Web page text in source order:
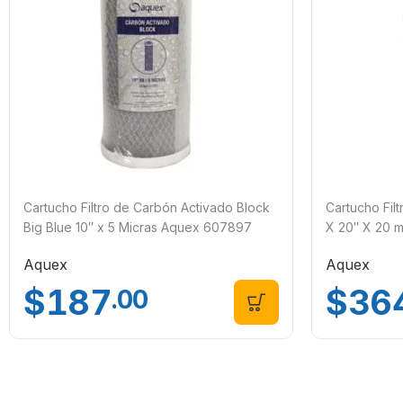
Cartucho Filtro de Carbón Activado Block
Big Blue 10″ x 5 Micras Aquex 607897
Aquex
$187.00
Cartucho
X 20″ X 20
Aquex
$